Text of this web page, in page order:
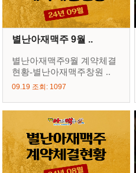
별난아재맥주 9월 ..
별난아재맥주9월 계약체결
현황-별난아재맥주창원 ..
09.19 조회: 1097